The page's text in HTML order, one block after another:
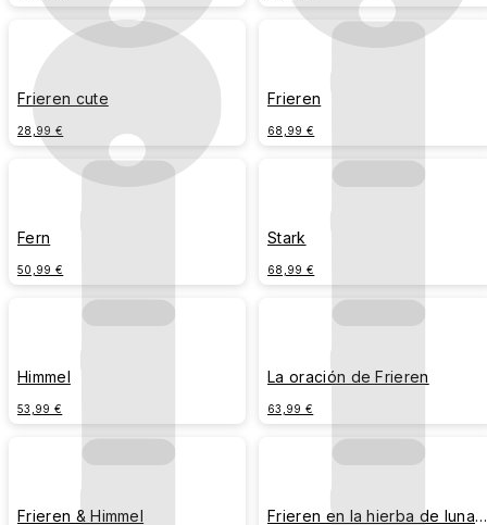
Frieren cute
28,99 €
Frieren
68,99 €
Fern
50,99 €
Stark
68,99 €
Himmel
53,99 €
La oración de Frieren
63,99 €
Frieren & Himmel
Frieren en la hierba de luna